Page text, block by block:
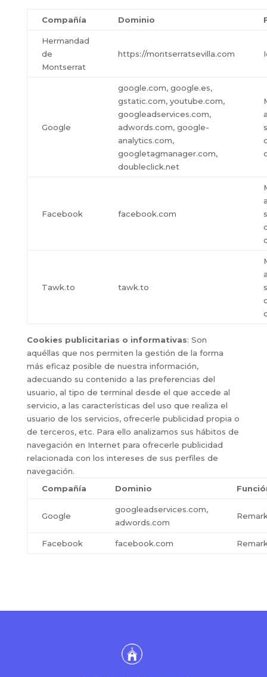
Compañía Dominio
Hermandad
de
Montserrat
https://montserratsevilla.com
Google
google.com, google.es,
gstatic.com, youtube.com,
googleadservices.com,
adwords.com, google-
analytics.com,
googletagmanager.com,
doubleclick.net
Facebook facebook.com
Tawk.to tawk.to
Cookies publicitarias o informativas: Son
aquéllas que nos permiten la gestión de la forma
más eficaz posible de nuestra información,
adecuando su contenido a las preferencias del
usuario, al tipo de terminal desde el que accede al
servicio, a las características del uso que realiza el
usuario de los servicios, ofrecerle publicidad propia o
de terceros, etc. Para ello analizamos sus hábitos de
navegación en Internet para ofrecerle publicidad
relacionada con los intereses de sus perfiles de
navegación.
Compañía
Dominio
Google
googleadservices.com,
adwords.com
Facebook facebook.com